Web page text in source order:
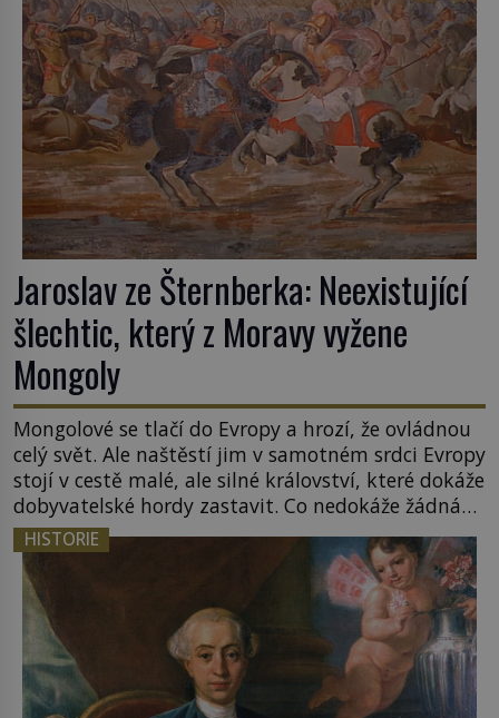
Jaroslav ze Šternberka: Neexistující
šlechtic, který z Moravy vyžene
Mongoly
Mongolové se tlačí do Evropy a hrozí, že ovládnou
celý svět. Ale naštěstí jim v samotném srdci Evropy
stojí v cestě malé, ale silné království, které dokáže
dobyvatelské hordy zastavit. Co nedokáže žádná
z asijských říší, co nedokážou Němci – to dokáže
český král. Nebo že by ne? Mongolové od roku 1223
postupují podél Kaspického a Azovského moře, […]
HISTORIE